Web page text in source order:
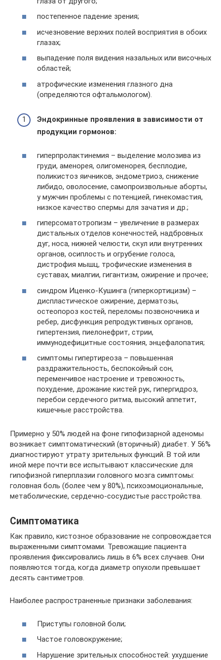
постепенное падение зрения;
исчезновение верхних полей восприятия в обоих
глазах;
выпадение поля видения назальных или височных
областей;
атрофические изменения глазного дна
(определяются офтальмологом).
Эндокринные проявления в зависимости от
продукции гормонов:
гиперпролактинемия – выделение молозива из
груди, аменорея, олигоменорея, бесплодие,
поликистоз яичников, эндометриоз, снижение
либидо, оволосение, самопроизвольные аборты,
у мужчин проблемы с потенцией, гинекомастия,
низкое качество спермы для зачатия и др.;
гиперсоматотропизм – увеличение в размерах
дистальных отделов конечностей, надбровных
дуг, носа, нижней челюсти, скул или внутренних
органов, осиплость и огрубение голоса,
дистрофия мышц, трофические изменения в
суставах, миалгии, гигантизм, ожирение и прочее;
синдром Иценко-Кушинга (гиперкортицизм) –
диспластическое ожирение, дерматозы,
остеопороз костей, переломы позвоночника и
ребер, дисфункция репродуктивных органов,
гипертензия, пиелонефрит, стрии,
иммунодефицитные состояния, энцефалопатия;
симптомы гипертиреоза – повышенная
раздражительность, беспокойный сон,
переменчивое настроение и тревожность,
похудение, дрожание кистей рук, гипергидроз,
перебои сердечного ритма, высокий аппетит,
кишечные расстройства.
Примерно у 50% людей на фоне гипофизарной аденомы
возникает симптоматический (вторичный) диабет. У 56%
диагностируют утрату зрительных функций. В той или
иной мере почти все испытывают классические для
гипофизной гиперплазии головного мозга симптомы:
головная боль (более чем у 80%), психоэмоциональные,
метаболические, сердечно-сосудистые расстройства.
Симптоматика
Как правило, кистозное образование не сопровождается
выраженными симптомами. Тревожащие пациента
проявления фиксировались лишь в 6% всех случаев. Они
появляются тогда, когда диаметр опухоли превышает
десять сантиметров.
Наиболее распространенные признаки заболевания:
Приступы головной боли;
Частое головокружение;
Нарушение зрительных способностей: ухудшение